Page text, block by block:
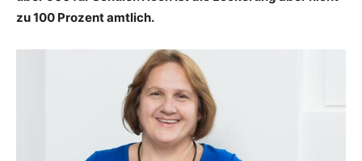
zu 100 Prozent amtlich.